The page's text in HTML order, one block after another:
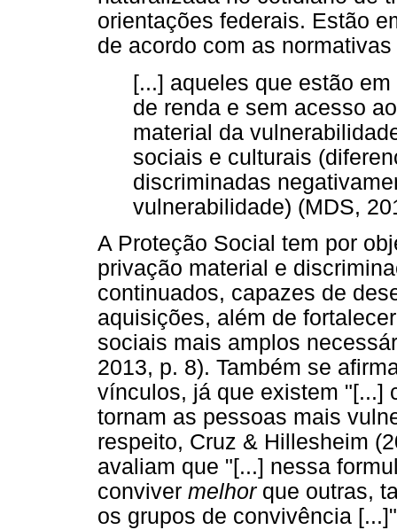
orientações federais. Estão
de acordo com as
[...] aqueles que estão
de renda e sem acesso
material da
sociais e culturais
discriminadas
vulnerabilidade) (MDS,
A Proteção Social tem por
privação material e
continuados, capazes de
aquisições, além de
sociais mais amplos
2013, p. 8). Também se
vínculos, já que existem "[...]
tornam as pessoas mais
respeito, Cruz & Hillesheim
avaliam que "[...] nessa
conviver melhorque outras,
os grupos de convivência